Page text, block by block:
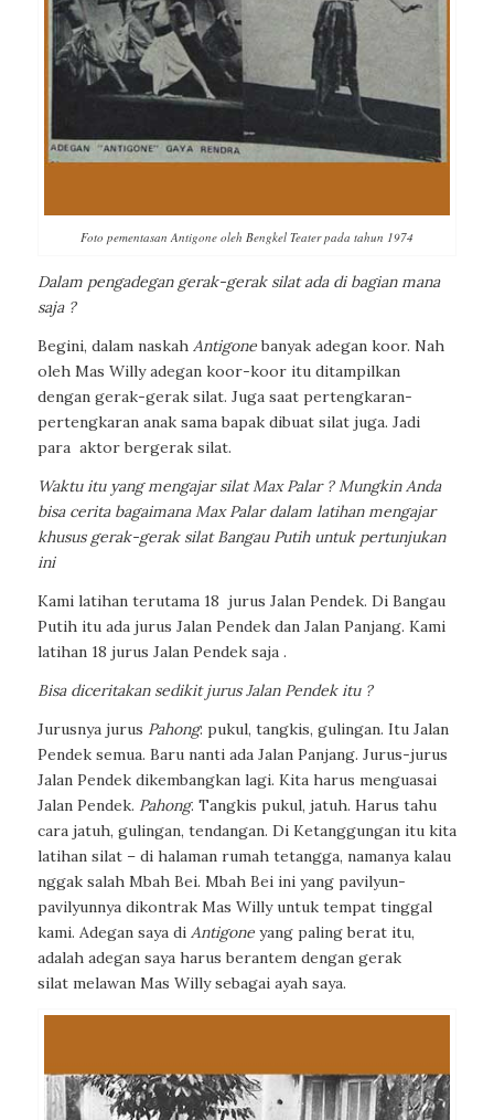
Foto pementasan Antigone oleh Bengkel Teater pada tahun 1974
Dalam pengadegan gerak-gerak silat ada di bagian mana
saja ?
Begini, dalam naskah Antigonebanyak adegan koor. Nah
oleh Mas Willy adegan koor-koor itu ditampilkan
dengan gerak-gerak silat. Juga saat pertengkaran-
pertengkaran anak sama bapak dibuat silat juga. Jadi
para aktor bergerak silat.
Waktu itu yang mengajar silat Max Palar ? Mungkin Anda
bisa cerita bagaimana Max Palar dalam latihan mengajar
khusus gerak-gerak silat Bangau Putih untuk pertunjukan
ini
Kami latihan terutama 18 jurus Jalan Pendek. Di Bangau
Putih itu ada jurus Jalan Pendek dan Jalan Panjang. Kami
latihan 18 jurus Jalan Pendek saja .
Bisa diceritakan sedikit jurus Jalan Pendek itu ?
Jurusnya jurus Pahong: pukul, tangkis, gulingan. Itu Jalan
Pendek semua. Baru nanti ada Jalan Panjang. Jurus-jurus
Jalan Pendek dikembangkan lagi. Kita harus menguasai
Jalan Pendek. Pahong. Tangkis pukul, jatuh. Harus tahu
cara jatuh, gulingan, tendangan. Di Ketanggungan itu kita
latihan silat – di halaman rumah tetangga, namanya kalau
nggak salah Mbah Bei. Mbah Bei ini yang pavilyun-
pavilyunnya dikontrak Mas Willy untuk tempat tinggal
kami. Adegan saya di Antigoneyang paling berat itu,
adalah adegan saya harus berantem dengan gerak
silat melawan Mas Willy sebagai ayah saya.